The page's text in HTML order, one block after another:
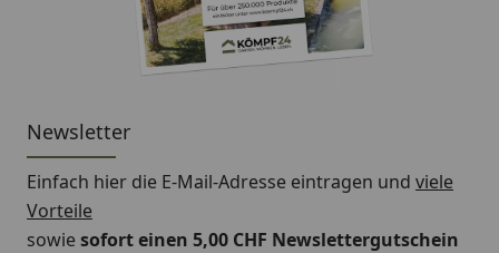
TraumGarten System Windanker
Newsletter
Einfach hier die E-Mail-Adresse eintragen und viele
Vorteile
sowiesofort einen 5,00 CHF Newslettergutschein